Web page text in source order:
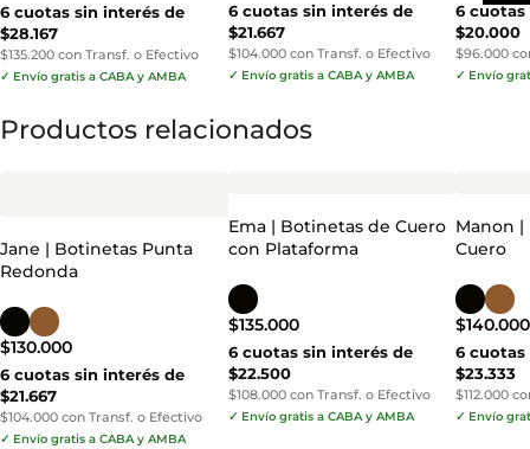
6 cuotas sin interés de
$28.167
$135.200 con Transf. o Efectivo
✓ Envío gratis a CABA y AMBA
6 cuotas sin interés de
$21.667
$104.000 con Transf. o Efectivo
✓ Envío gratis a CABA y AMBA
6 cuotas
$20.000
$96.000
✓ Envío
Productos relacionados
Jane | Botinetas Punta
Redonda
$130.000
6 cuotas sin interés de
$21.667
$104.000 con Transf. o Efectivo
✓ Envío gratis a CABA y AMBA
Ema | Botinetas de Cuero
con Plataforma
$135.000
6 cuotas sin interés de
$22.500
$108.000 con Transf. o Efectivo
✓ Envío gratis a CABA y AMBA
Manon
Cuero
$140.000
6 cuotas
$23.333
$112.000
✓ Envío